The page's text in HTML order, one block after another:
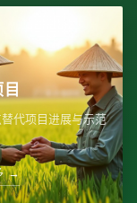
代项目进展与示范
→